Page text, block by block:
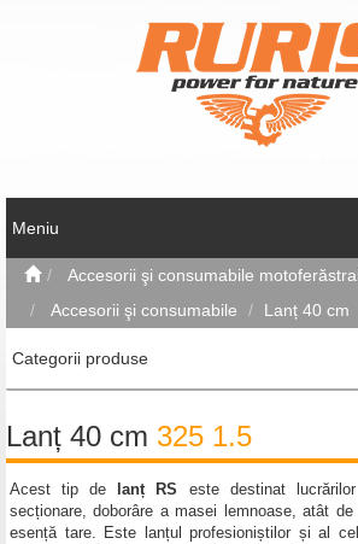
Meniu
Accesorii şi consumabile
Accesorii şi consumabile
Lanț 40 cm
Categorii produse
Lanț 40 cm 325 1.5
Acest tip de lanț RS este destinat
secționare, doborâre a masei lemnoase, atât
esență tare. Este lanțul profesioniștilor și al